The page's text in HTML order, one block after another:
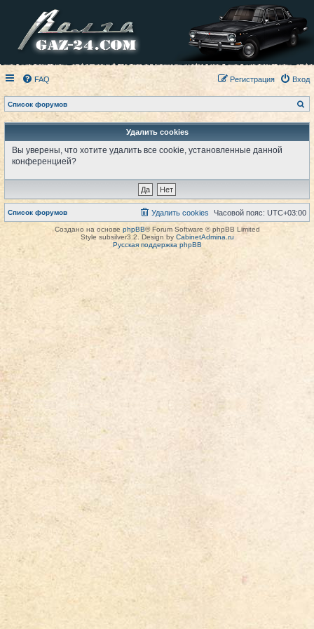
FAQ Вход
Регистрация
Список форумов
о
с
Удалить cookies
Вы уверены, что хотите удалить все cookie, установленные данной
конференцией?
Список форумов Часовой пояс: UTC+03:00
Удалить cookies
Создано на основе phpBB® Forum Software © phpBB Limited
Style subsilver3.2. Design by CabinetAdmina.ru
Русская поддержка phpBB